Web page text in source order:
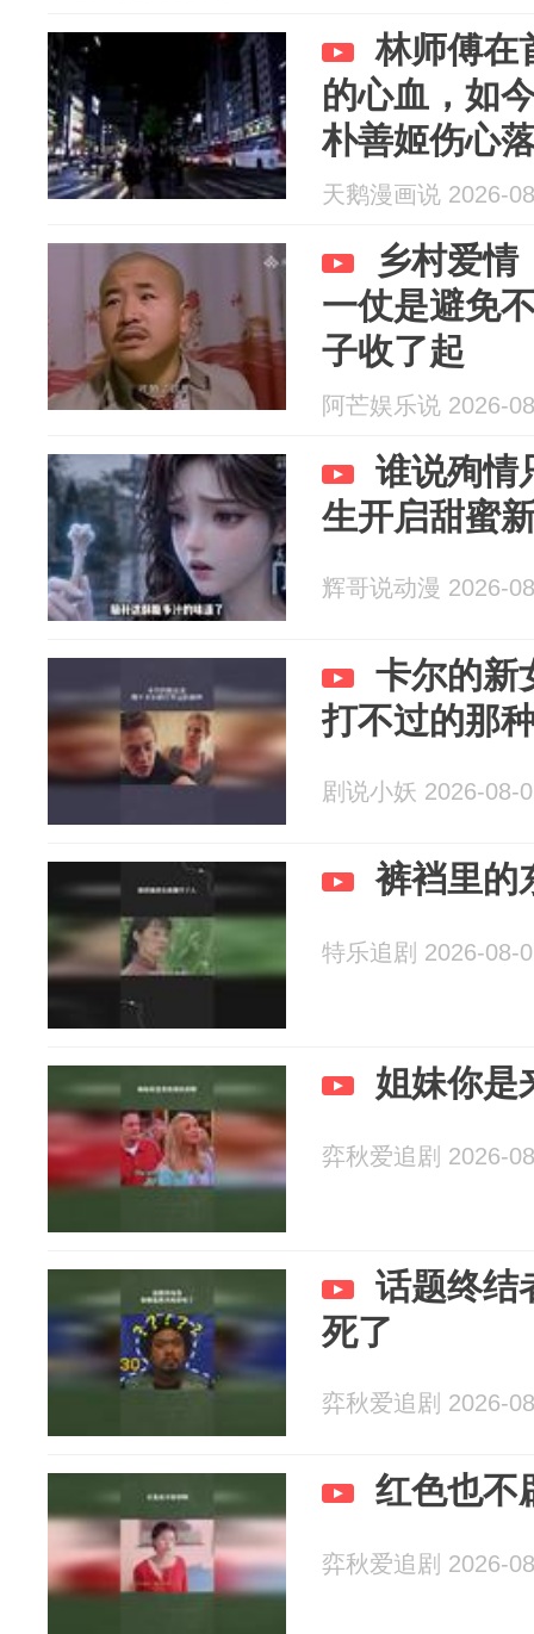
林师傅在
的心血，如
朴善姬伤心
天鹅漫画说 2026-
乡村爱情
一仗是避免
子收了起
阿芒娱乐说 2026-
谁说殉情
生开启甜蜜
辉哥说动漫 2026-
卡尔的新
打不过的那
剧说小妖 2026-08-
裤裆里的
特乐追剧 2026-08-
姐妹你是
弈秋爱追剧 2026-
话题终结
死了
弈秋爱追剧 2026-
红色也不
弈秋爱追剧 2026-